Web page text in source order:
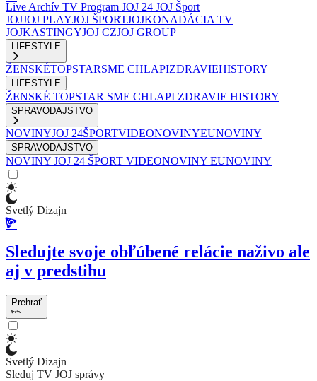
Live Archív TV Program JOJ 24 JOJ Šport
JOJJOJ PLAYJOJ ŠPORTJOJKONADÁCIA TV
JOJKASTINGYJOJ CZJOJ GROUP
LIFESTYLE
ŽENSKÉTOPSTARSME CHLAPIZDRAVIEHISTORY
LIFESTYLE
ŽENSKÉ TOPSTAR SME CHLAPI ZDRAVIE HISTORY
SPRAVODAJSTVO
NOVINYJOJ 24ŠPORTVIDEONOVINYEUNOVINY
SPRAVODAJSTVO
NOVINY JOJ 24 ŠPORT VIDEONOVINY EUNOVINY
Svetlý Dizajn
Sledujte svoje obľúbené relácie naživo ale
aj v predstihu
Prehrať
Svetlý Dizajn
Sleduj TV JOJ správy